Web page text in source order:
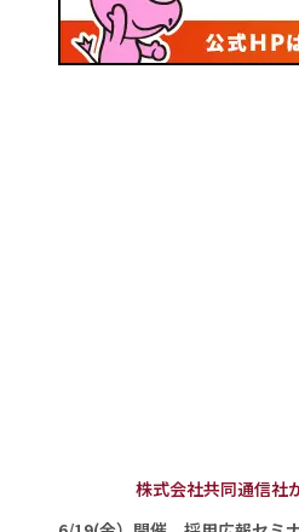
株式会社共同通信社